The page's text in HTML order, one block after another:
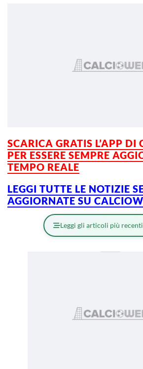
SCARICA GRATIS L’APP DI
PER ESSERE SEMPRE
TEMPO REALE
LEGGI TUTTE LE NOTIZIE
AGGIORNATE SU
Leggi gli articoli più